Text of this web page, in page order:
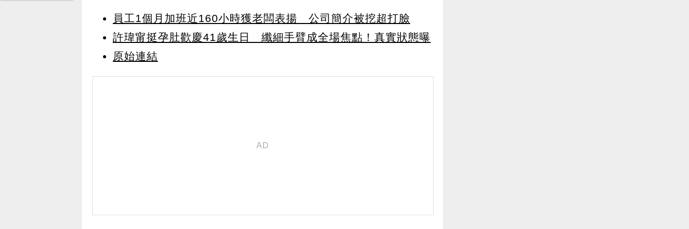
員工1個月加班近160小時獲老闆表揚 公司簡介被挖超打臉
許瑋甯挺孕肚歡慶41歲生日 纖細手臂成全場焦點！真實狀態曝
原始連結